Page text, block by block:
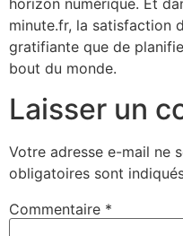
horizon numérique. Et
minute.fr, la satisfaction
gratifiante que de
bout du monde.
Laisser un
Votre adresse e-mail ne
obligatoires sont
Commentaire *